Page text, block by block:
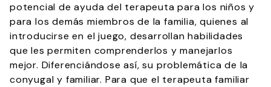
potencial de ayuda del terapeuta para los niños y
para los demás miembros de la familia, quienes al
introducirse en el juego, desarrollan habilidades
que les permiten comprenderlos y manejarlos
mejor. Diferenciándose así, su problemática de la
conyugal y familiar. Para que el terapeuta familiar